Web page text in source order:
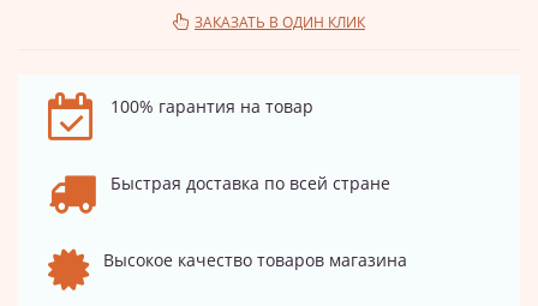
ЗАКАЗАТЬ В ОДИН КЛИК
100% гарантия на товар
Быстрая доставка по всей стране
Высокое качество товаров магазина